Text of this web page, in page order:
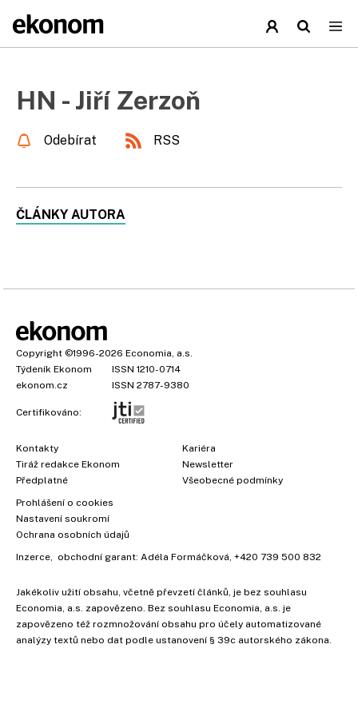
HN - Jiří Zerzoň
Odebírat RSS
ČLÁNKY AUTORA
Copyright ©1996-2026 Economia, a.s.
Týdeník Ekonom
ISSN 1210-0714
ekonom.cz
ISSN 2787-9380
Certifikováno:
Kontakty
Tiráž redakce Ekonom
Předplatné
Kariéra
Newsletter
Všeobecné podmínky
Prohlášení o cookies
Nastavení soukromí
Ochrana osobních údajů
Inzerce, obchodní garant: Adéla Formáčková, +420 739 500 832
Jakékoliv užití obsahu, včetně převzetí článků, je bez souhlasu
Economia, a.s. zapovězeno. Bez souhlasu Economia, a.s. je
zapovězeno též rozmnožování obsahu pro účely automatizované
analýzy textů nebo dat podle ustanovení § 39c autorského zákona.